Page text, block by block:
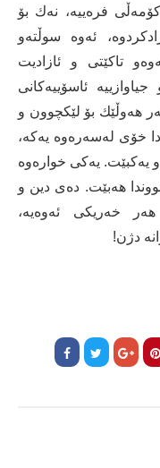
فرەییە، نەك بۆ
ئەوە سوڵتەو
تاکێتی و ئازادیت
ئاسۆییەکانی
هەوڵێك بۆ لێکچوون و
خۆی لەسەرەوە یەکە،
یەکبێت. یەكی خوارەوە
هەبێت. دەی دین و
خەریکی ئەوەیە،
دژن!